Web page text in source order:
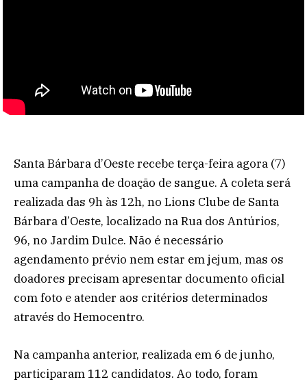
Santa Bárbara d’Oeste recebe terça-feira agora (7)
uma campanha de doação de sangue. A coleta será
realizada das 9h às 12h, no Lions Clube de Santa
Bárbara d’Oeste, localizado na Rua dos Antúrios,
96, no Jardim Dulce. Não é necessário
agendamento prévio nem estar em jejum, mas os
doadores precisam apresentar documento oficial
com foto e atender aos critérios determinados
através do Hemocentro.
Na campanha anterior, realizada em 6 de junho,
participaram 112 candidatos. Ao todo, foram